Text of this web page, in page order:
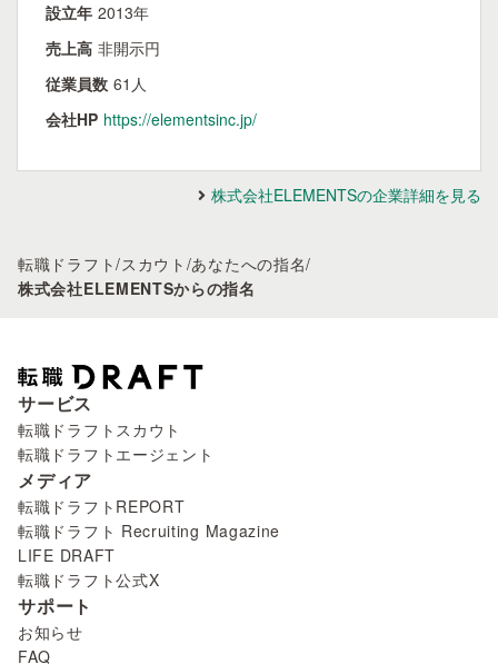
設立年 2013年
売上高 非開示円
従業員数 61人
会社HP https://elementsinc.jp/
株式会社ELEMENTSの企業詳細を見る
転職ドラフト/スカウト /あなたへの指名/
株式会社ELEMENTSからの指名
サービス
転職ドラフトスカウト
転職ドラフトエージェント
メディア
転職ドラフトREPORT
転職ドラフト Recruiting Magazine
LIFE DRAFT
転職ドラフト公式X
サポート
お知らせ
FAQ